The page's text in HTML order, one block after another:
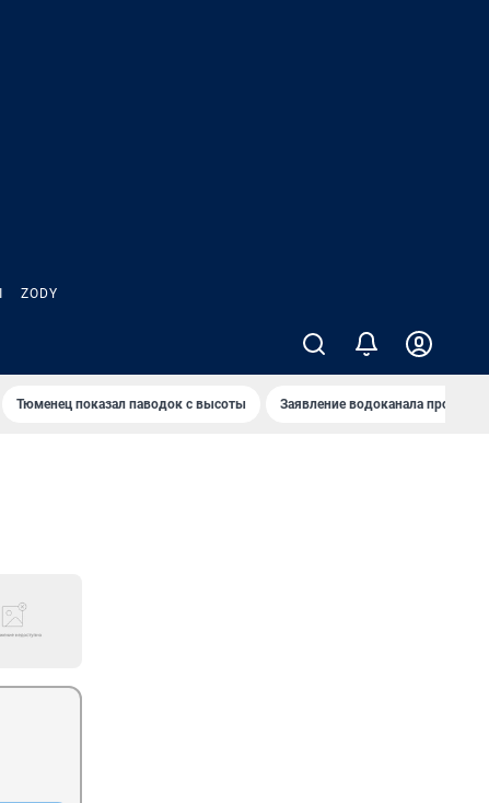
ZODY
Тюменец показал паводок с высоты Заявление водоканала про